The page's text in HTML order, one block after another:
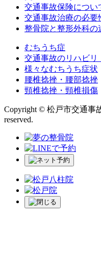
交通事故保険につい
交通事故治療の必要
整骨院と整形外科の
むちうち症
交通事故のリハビリ
様々なむちうち症状
腰椎捻挫・腰部捻挫
頸椎捻挫・頸椎損傷
Copyright © 松戸市交通事
reserved.